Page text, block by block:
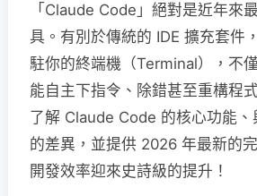
「Claude Code」絕對是近年來
具。有別於傳統的 IDE 擴充套件
駐你的終端機（Terminal），不
能自主下指令、除錯甚至重構程
了解 Claude Code 的核心功能
的差異，並提供 2026 年最新的
開發效率迎來史詩級的提升！